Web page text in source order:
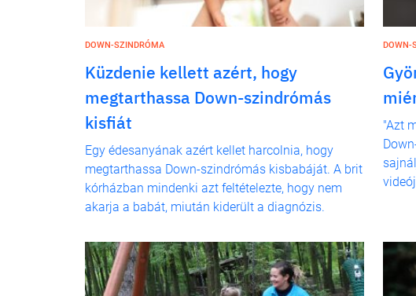
DOWN-SZINDRÓMA
Küzdenie kellett azért, hogy
megtarthassa Down-szindrómás
kisfiát
Egy édesanyának azért kellet harcolnia, hogy
megtarthassa Down-szindrómás kisbabáját. A brit
kórházban mindenki azt feltételezte, hogy nem
akarja a babát, miután kiderült a diagnózis.
DOWN-
"Azt